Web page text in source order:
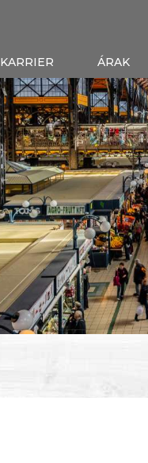
KARRIER ÁRAK